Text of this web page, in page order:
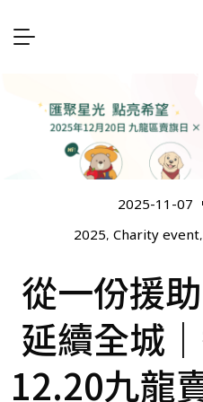
2025-11-07
2025, Charity event,
從一份援
延續全城
12.20九龍